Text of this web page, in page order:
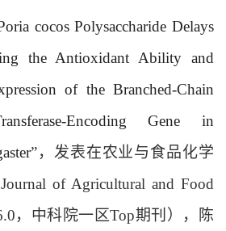
cocosPolysaccharide Delays
the Antioxidant Ability and
of the Branched-Chain
Encoding Gene in
”，发表在农业与食品化学
of Agricultural and Food
，中科院一区Top期刊），陈